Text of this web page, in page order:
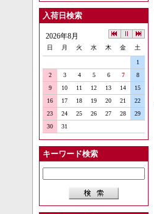
入荷日検索
2026年8月
日 月 火 水 木 金 土
1
2
3 4 5 6 7
8
9
10 11 12 13 14
15
16
17 18 19 20 21
22
23
24 25 26 27 28
29
30
31
キーワード検索